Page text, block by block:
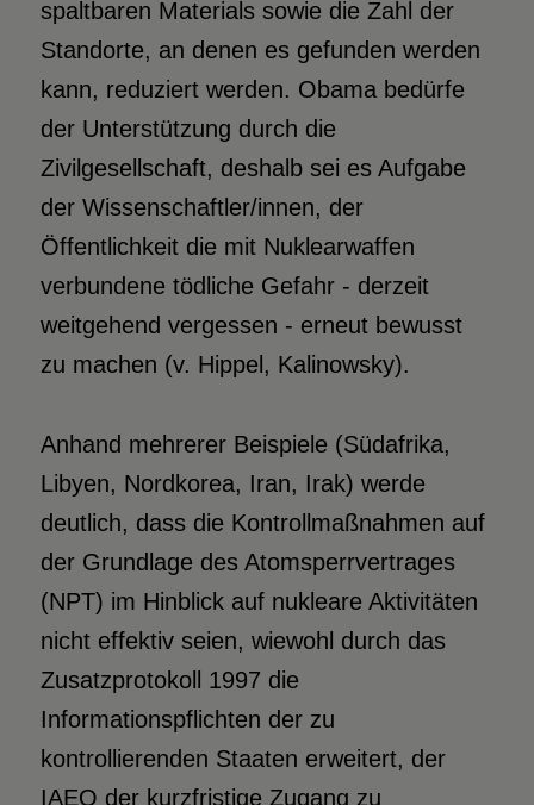
spaltbaren Materials sowie die Zahl der
Standorte, an denen es gefunden werden
kann, reduziert werden. Obama bedürfe
der Unterstützung durch die
Zivilgesellschaft, deshalb sei es Aufgabe
der Wissenschaftler/innen, der
Öffentlichkeit die mit Nuklearwaffen
verbundene tödliche Gefahr - derzeit
weitgehend vergessen - erneut bewusst
zu machen (v. Hippel, Kalinowsky).
Anhand mehrerer Beispiele (Südafrika,
Libyen, Nordkorea, Iran, Irak) werde
deutlich, dass die Kontrollmaßnahmen auf
der Grundlage des Atomsperrvertrages
(NPT) im Hinblick auf nukleare Aktivitäten
nicht effektiv seien, wiewohl durch das
Zusatzprotokoll 1997 die
Informationspflichten der zu
kontrollierenden Staaten erweitert, der
IAEO der kurzfristige Zugang zu